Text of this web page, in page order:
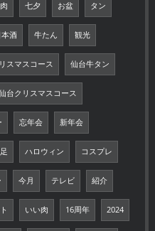
肉 七夕 お盆 タン
本酒 牛たん 観光
スマスコース 仙台牛タン
台クリスマスコース
忘年会 新年会
ハロウィン コスプレ
今月 テレビ 紹介
いい肉 16周年 2024